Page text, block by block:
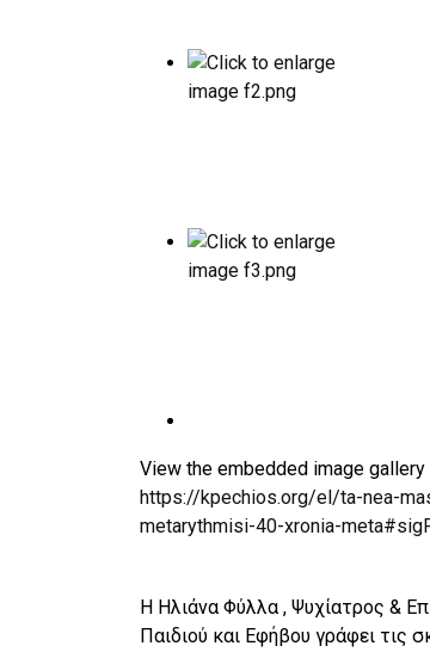
View the embedded image gallery
https://kpechios.org/el/ta-nea-
metarythmisi-40-xronia-
Η Ηλιάνα Φύλλα , Ψυχίατρος &
Παιδιού και Εφήβου γράφει τις